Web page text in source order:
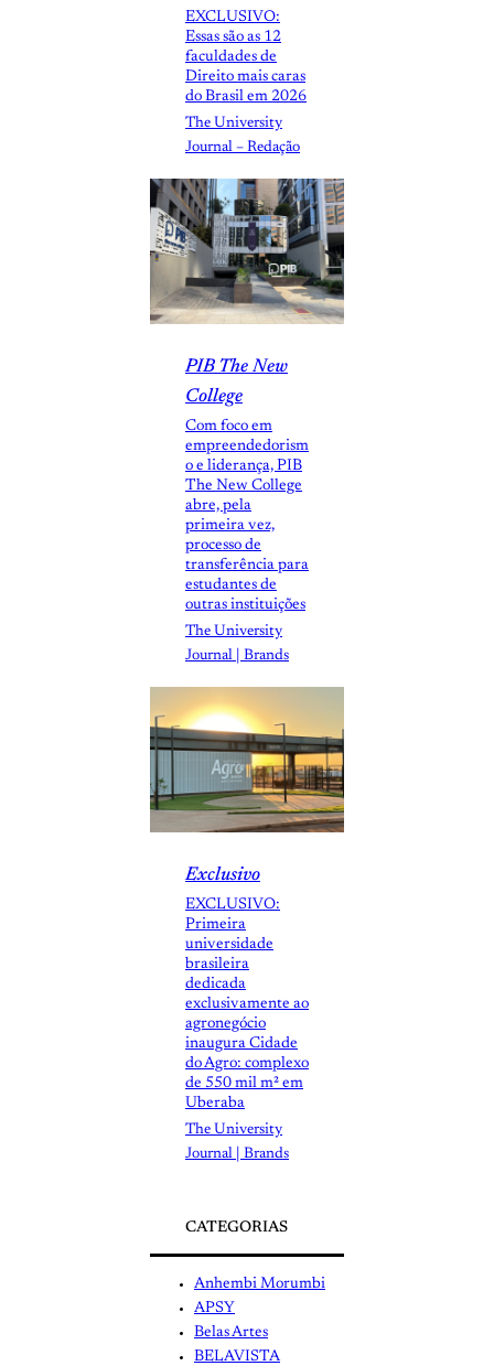
EXCLUSIVO:
Essas são as 12
faculdades de
Direito mais caras
do Brasil em 2026
The University
Journal – Redação
PIB The New
College
Com foco em
empreendedorism
o e liderança, PIB
The New College
abre, pela
primeira vez,
processo de
transferência para
estudantes de
outras instituições
The University
Journal | Brands
Exclusivo
EXCLUSIVO:
Primeira
universidade
brasileira
dedicada
exclusivamente ao
agronegócio
inaugura Cidade
do Agro: complexo
de 550 mil m² em
Uberaba
The University
Journal | Brands
CATEGORIAS
Anhembi Morumbi
APSY
Belas Artes
BELAVISTA